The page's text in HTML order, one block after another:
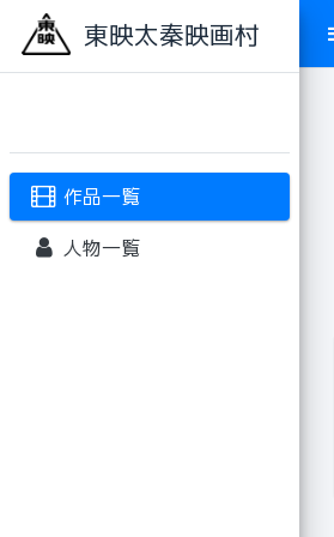
東映太秦映画村
作品一覧
人物一覧